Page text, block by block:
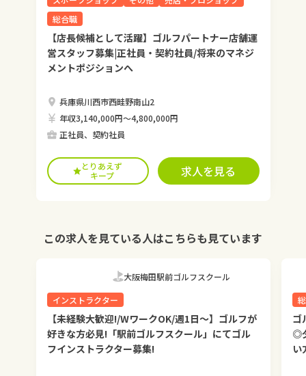
総合職
【店長候補として活躍】ゴルフパートナー店舗運
営スタッフ募集|正社員・契約社員/将来のマネジ
メントポジションへ
兵庫県川西市西畦野南山2
年収3,140,000円〜4,800,000円
正社員、契約社員
とりあえず
キープ
求人を見る
この求人を見ている人はこちらも見ています
大阪梅田駅前ゴルフスクール
インストラクター
【未経験大歓迎!/WワークOK/週1日〜】ゴルフが
好きな方必見!「駅前ゴルフスクール」にてゴル
フインストラクター募集!
ゴ
◎
い